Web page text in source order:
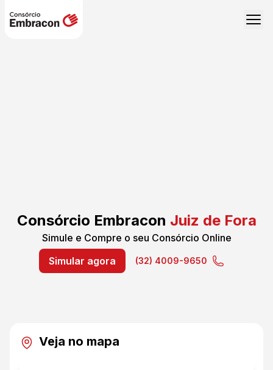
Consórcio Embracon Juiz de Fora
Simule e Compre o seu Consórcio Online
Simular agora
(32) 4009-9650
Veja no mapa